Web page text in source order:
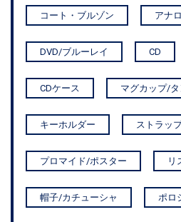
コート・ブルゾン アナ
DVD/ブルーレイ CD
CDケース マグカップ/
キーホルダー ストラッ
プロマイド/ポスター リ
帽子/カチューシャ ポロ